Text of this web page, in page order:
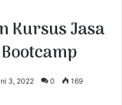
Kursus Jasa
3, 2022 0 169